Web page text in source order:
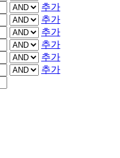
추가
추가
추가
추가
추가
추가